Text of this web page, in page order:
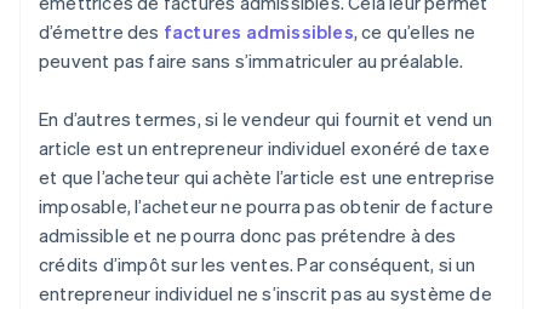
d’émettre des factures admissibles, ce qu’elles ne
peuvent pas faire sans s’immatriculer au préalable.
En d’autres termes, si le vendeur qui fournit et vend un
article est un entrepreneur individuel exonéré de taxe
et que l’acheteur qui achète l’article est une entreprise
imposable, l’acheteur ne pourra pas obtenir de facture
admissible et ne pourra donc pas prétendre à des
crédits d’impôt sur les ventes. Par conséquent, si un
entrepreneur individuel ne s’inscrit pas au système de